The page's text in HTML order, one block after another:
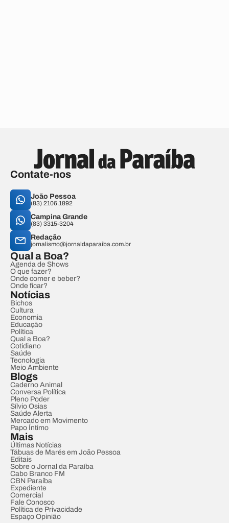
Contate-nos
João Pessoa
(83) 2106.1892
Campina Grande
(83) 3315-3204
Redação
jornalismo@jornaldaparaiba.com.br
Qual a Boa?
Agenda de Shows
O que fazer?
Onde comer e beber?
Onde ficar?
Notícias
Bichos
Cultura
Economia
Educação
Política
Qual a Boa?
Cotidiano
Saúde
Tecnologia
Meio Ambiente
Blogs
Caderno Animal
Conversa Política
Pleno Poder
Sílvio Osias
Saúde Alerta
Mercado em Movimento
Papo Íntimo
Mais
Últimas Notícias
Tábuas de Marés em João Pessoa
Editais
Sobre o Jornal da Paraíba
Cabo Branco FM
CBN Paraíba
Expediente
Comercial
Fale Conosco
Política de Privacidade
Espaço Opinião